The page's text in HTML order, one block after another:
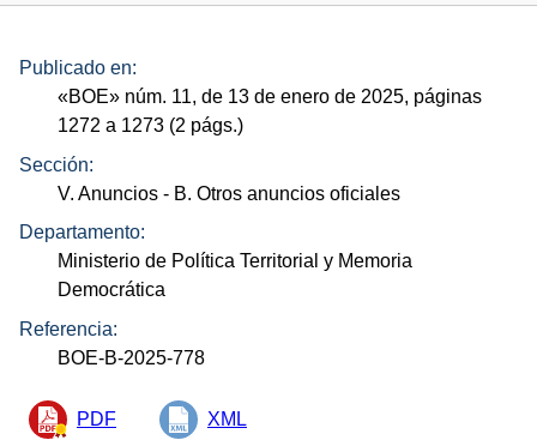
Publicado en:
«BOE» núm. 11, de 13 de enero de 2025, páginas
1272 a 1273 (2 págs.)
Sección:
V. Anuncios - B. Otros anuncios oficiales
Departamento:
Ministerio de Política Territorial y Memoria
Democrática
Referencia:
BOE-B-2025-778
PDF XML